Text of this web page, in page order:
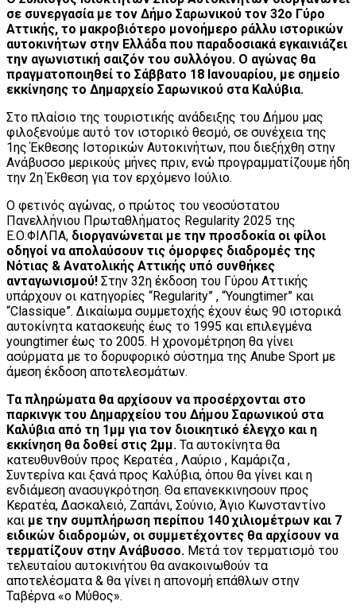
σε συνεργασία με τον Δήμο Σαρωνικού τον 32ο Γύρο
Αττικής, το μακροβιότερο μονοήμερο ράλλυ ιστορικών
αυτοκινήτων στην Ελλάδα που παραδοσιακά εγκαινιάζει
την αγωνιστική σαιζόν του συλλόγου. Ο αγώνας θα
πραγματοποιηθεί το Σάββατο 18 Ιανουαρίου, με σημείο
εκκίνησης το Δημαρχείο Σαρωνικού στα Καλύβια.
Στο πλαίσιο της τουριστικής ανάδειξης του Δήμου μας
φιλοξενούμε αυτό τον ιστορικό θεσμό, σε συνέχεια της
1ης Έκθεσης Ιστορικών Αυτοκινήτων, που διεξήχθη στην
Ανάβυσσο μερικούς μήνες πριν, ενώ προγραμματίζουμε ήδη
την 2η Έκθεση για τον ερχόμενο Ιούλιο.
Ο φετινός αγώνας, ο πρώτος του νεοσύστατου
Πανελλήνιου Πρωταθλήματος Regularity 2025 της
Ε.Ο.ΦΙΛΠΑ, διοργανώνεται με την προσδοκία οι φίλοι
οδηγοί να απολαύσουν τις όμορφες διαδρομές της
Νότιας & Ανατολικής Αττικής υπό συνθήκες
ανταγωνισμού! Στην 32η έκδοση του Γύρου Αττικής
υπάρχουν οι κατηγορίες “Regularity” , “Youngtimer” και
“Classique”. Δικαίωμα συμμετοχής έχουν έως 90 ιστορικά
αυτοκίνητα κατασκευής έως το 1995 και επιλεγμένα
youngtimer έως το 2005. Η χρονομέτρηση θα γίνει
ασύρματα με το δορυφορικό σύστημα της Anube Sport με
άμεση έκδοση αποτελεσμάτων.
Τα πληρώματα θα αρχίσουν να προσέρχονται στο
παρκινγκ του Δημαρχείου του Δήμου Σαρωνικού στα
Καλύβια από τη 1μμ για τον διοικητικό έλεγχο και η
εκκίνηση θα δοθεί στις 2μμ. Τα αυτοκίνητα θα
κατευθυνθούν προς Κερατέα , Λαύριο , Καμάριζα ,
Συντερίνα και ξανά προς Καλύβια, όπου θα γίνει και η
ενδιάμεση ανασυγκρότηση. Θα επανεκκινησουν προς
Κερατέα, Δασκαλειό, Ζαπάνι, Σούνιο, Άγιο Κωνσταντίνο
και με την συμπλήρωση περίπου 140 χιλιομέτρων και 7
ειδικών διαδρομών, οι συμμετέχοντες θα αρχίσουν να
τερματίζουν στην Ανάβυσσο. Μετά τον τερματισμό του
τελευταίου αυτοκινήτου θα ανακοινωθούν τα
αποτελέσματα & θα γίνει η απονομή επάθλων στην
Ταβέρνα «ο Μύθος».